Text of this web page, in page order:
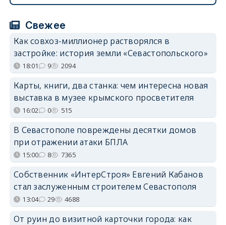
Свежее
Как совхоз-миллионер растворялся в
застройке: история земли «Севастопольского»
18:01 9 2094
Карты, книги, два станка: чем интересна новая
выставка в музее крымского просветителя
16:02 0 515
В Севастополе повреждены десятки домов
при отражении атаки БПЛА
15:00 8 7365
Собственник «ИнтерСтроя» Евгений Кабанов
стал заслуженным строителем Севастополя
13:04 29 4688
От руин до визитной карточки города: как